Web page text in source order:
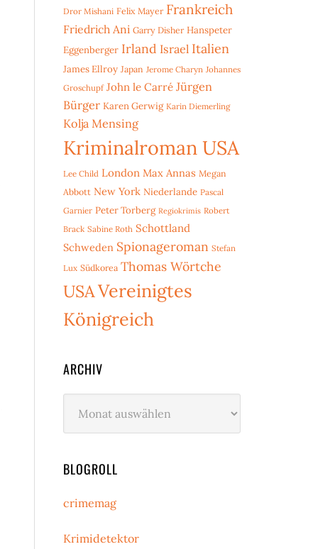
Dror Mishani Felix Mayer Frankreich
Friedrich Ani Garry Disher Hanspeter
Eggenberger Irland Israel Italien
James Ellroy Japan Jerome Charyn Johannes
Groschupf John le Carré Jürgen
Bürger Karen Gerwig Karin Diemerling
Kolja Mensing
Kriminalroman USA
Lee Child London Max Annas Megan
Abbott New York Niederlande Pascal
Garnier Peter Torberg Regiokrimis Robert
Brack Sabine Roth Schottland
Schweden Spionageroman Stefan
Lux Südkorea Thomas Wörtche
USAVereinigtes
Königreich
ARCHIV
BLOGROLL
crimemag
Krimidetektor